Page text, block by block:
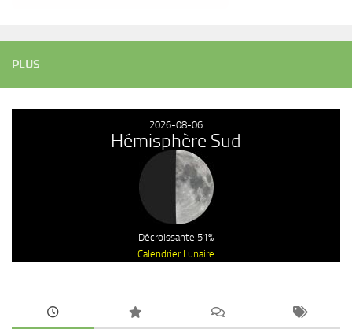
PLUS
2026-08-06
Hémisphère Sud
Décroissante 51%
Calendrier Lunaire